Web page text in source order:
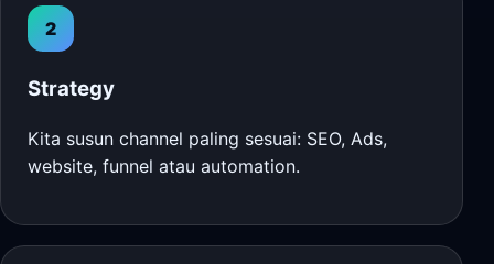
2
Strategy
Kita susun channel paling sesuai: SEO, Ads,
website, funnel atau automation.